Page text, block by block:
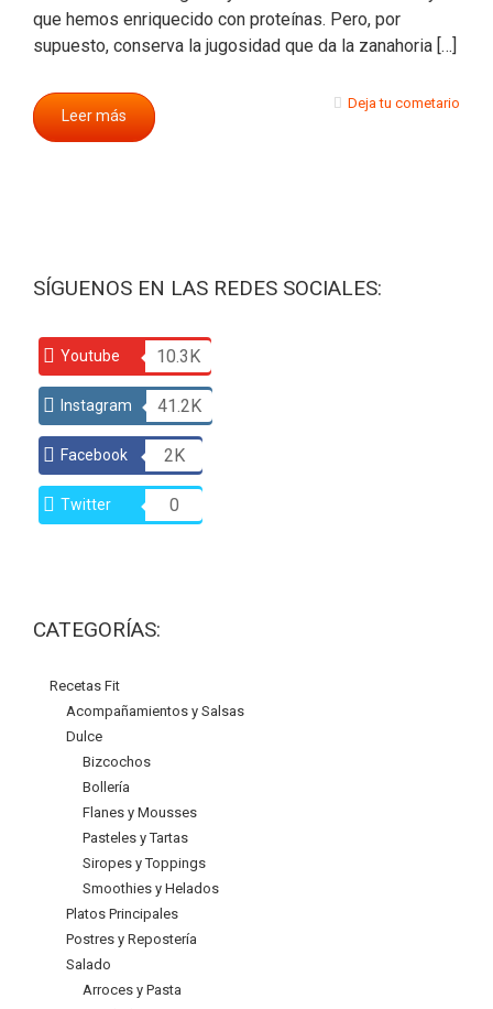
que hemos enriquecido con proteínas. Pero, por
supuesto, conserva la jugosidad que da la zanahoria […]
Leer más
Deja tu cometario
SÍGUENOS EN LAS REDES SOCIALES:
Youtube 10.3K
Instagram 41.2K
Facebook 2K
Twitter 0
CATEGORÍAS:
Recetas Fit
Acompañamientos y Salsas
Dulce
Bizcochos
Bollería
Flanes y Mousses
Pasteles y Tartas
Siropes y Toppings
Smoothies y Helados
Platos Principales
Postres y Repostería
Salado
Arroces y Pasta